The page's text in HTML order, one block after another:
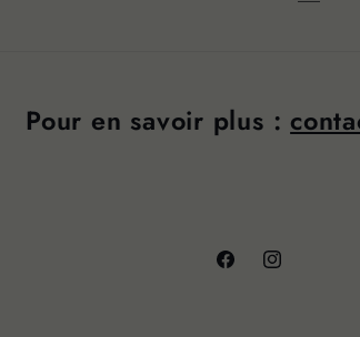
Pour en savoir plus :
FacebookInstagram